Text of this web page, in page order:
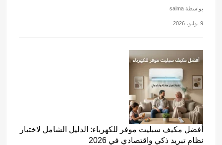
بواسطة salma
9 يوليو، 2026
أفضل مكيف سبليت موفر للكهرباء: الدليل الشامل لاختيار
نظام تبريد ذكي واقتصادي في 2026